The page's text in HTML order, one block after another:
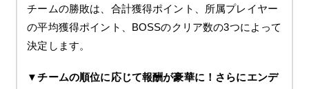
チームの勝敗は、合計獲得ポイント、所属プレイヤー
の平均獲得ポイント、BOSSのクリア数の3つによって
決定します。
▼チームの順位に応じて報酬が豪華に！さらにエンデ